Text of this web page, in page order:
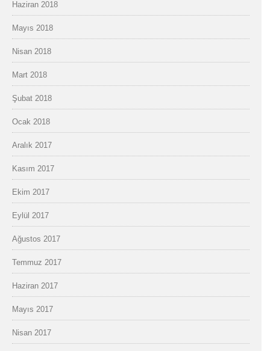
Haziran 2018
Mayıs 2018
Nisan 2018
Mart 2018
Şubat 2018
Ocak 2018
Aralık 2017
Kasım 2017
Ekim 2017
Eylül 2017
Ağustos 2017
Temmuz 2017
Haziran 2017
Mayıs 2017
Nisan 2017